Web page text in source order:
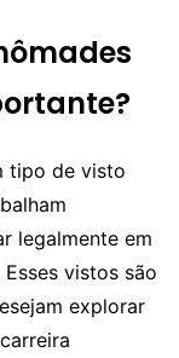
tipo de visto
legalmente em
vistos são
explorar